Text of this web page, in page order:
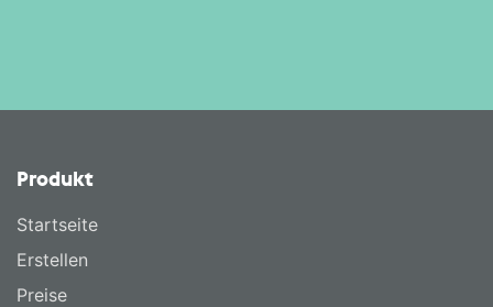
Produkt
Startseite
Erstellen
Preise